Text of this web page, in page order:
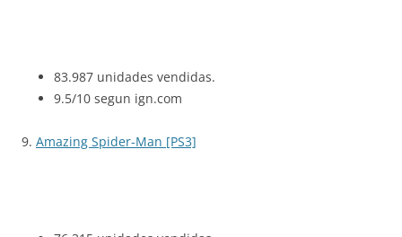
83.987 unidades vendidas.
9.5/10 segun ign.com
9. Amazing Spider-Man [PS3]